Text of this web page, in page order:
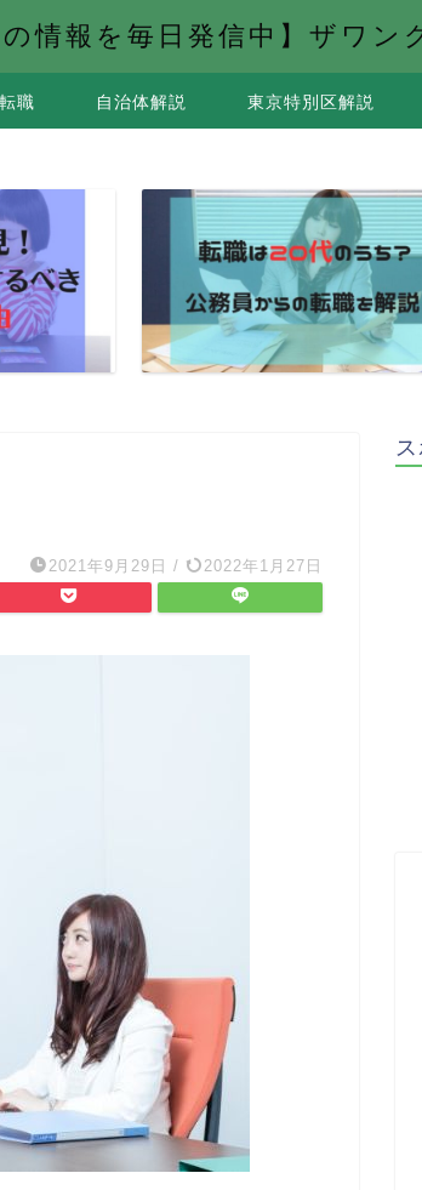
の情報を毎日発信中】ザワン
転職 自治体解説 東京特別区解説
2021年9月29日 / 2022年1月27日